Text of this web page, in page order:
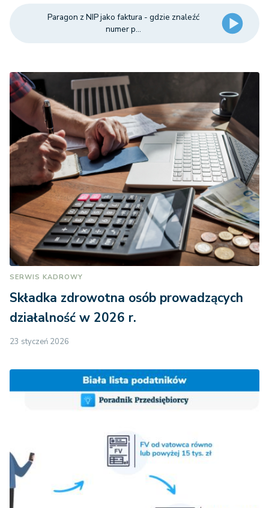
Paragon z NIP jako faktura - gdzie znaleźć
numer p...
SERWIS KADROWY
Składka zdrowotna osób prowadzących
działalność w 2026 r.
23 styczeń 2026